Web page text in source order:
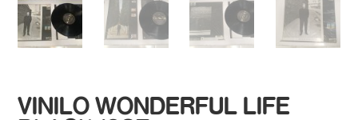
VINILO WONDERFUL LIFE